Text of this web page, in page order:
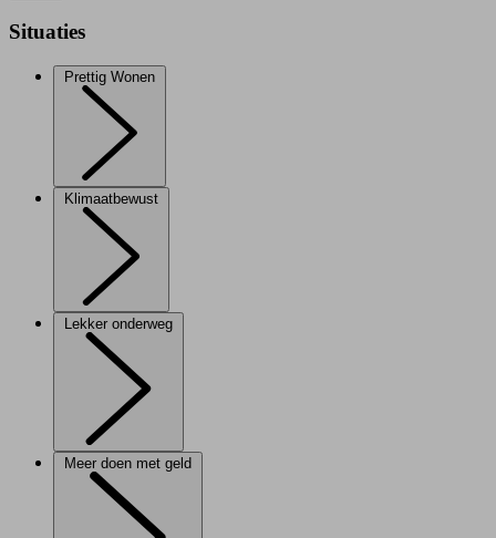
Situaties
Prettig Wonen
Klimaatbewust
Lekker onderweg
Meer doen met geld